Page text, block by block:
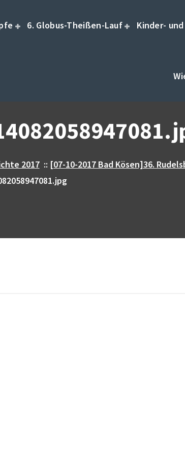
6. Globus-Theißen-Lauf Kinder-
2017:: [07-10-2017 Bad Kösen]36.